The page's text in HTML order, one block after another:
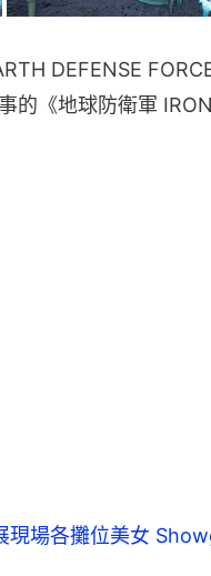
DEFENSE
的《地球防衛軍
現場各攤位美女